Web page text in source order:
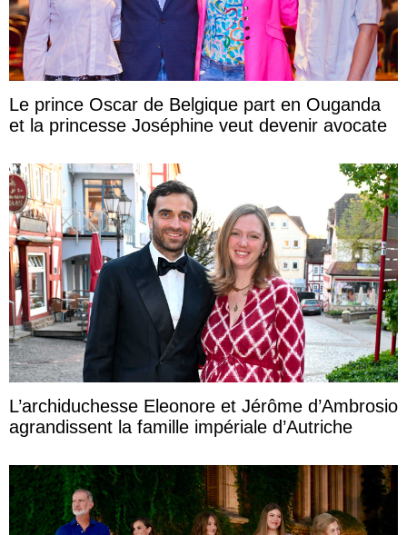
Le prince Oscar de Belgique part en Ouganda
et la princesse Joséphine veut devenir avocate
L’archiduchesse Eleonore et Jérôme d’Ambrosio
agrandissent la famille impériale d’Autriche